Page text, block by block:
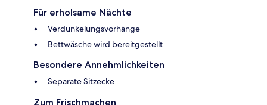
Für erholsame Nächte
Verdunkelungsvorhänge
Bettwäsche wird bereitgestellt
Besondere Annehmlichkeiten
Separate Sitzecke
Zum Frischmachen